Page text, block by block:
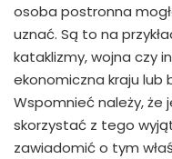
osoba postronna
uznać. Są to na
kataklizmy, wojna czy
ekonomiczna kraju lub
Wspomnieć należy, że
skorzystać z tego
zawiadomić o tym